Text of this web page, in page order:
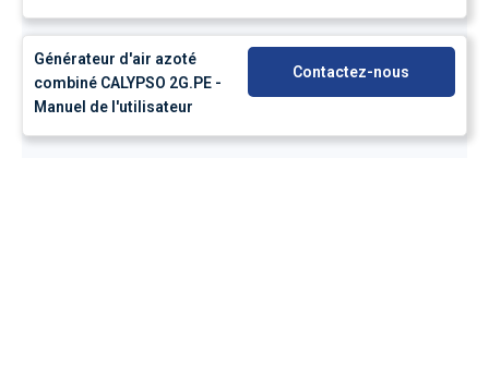
Générateur d'air azoté
combiné CALYPSO 2G.PE -
Manuel de l'utilisateur
Contactez-nous